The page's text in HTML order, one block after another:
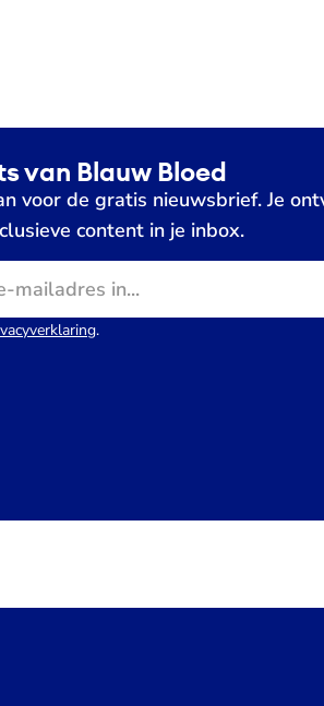
van Blauw Bloed
voor de gratis nieuwsbrief. Je
content in je inbox.
.